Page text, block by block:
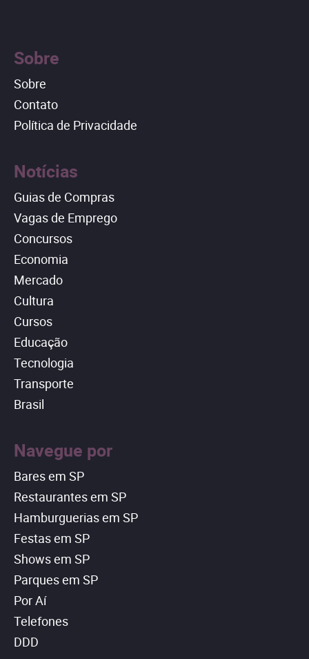
Sobre
Sobre
Contato
Política de Privacidade
Notícias
Guias de Compras
Vagas de Emprego
Concursos
Economia
Mercado
Cultura
Cursos
Educação
Tecnologia
Transporte
Brasil
Navegue por
Bares em SP
Restaurantes em SP
Hamburguerias em SP
Festas em SP
Shows em SP
Parques em SP
Por Aí
Telefones
DDD